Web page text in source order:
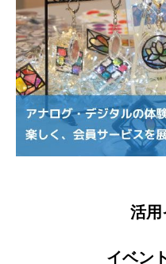
活用
イベン